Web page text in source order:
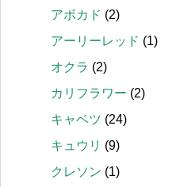
アボカド (2)
アーリーレッド (1)
オクラ (2)
カリフラワー (2)
キャベツ (24)
キュウリ (9)
クレソン (1)